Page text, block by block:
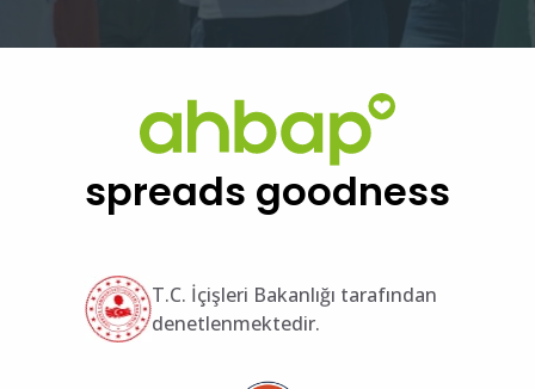
spreads goodness
T.C. İçişleri Bakanlığı tarafından
denetlenmektedir.